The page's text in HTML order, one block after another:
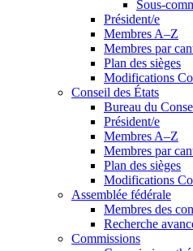
Sous-
Président/e
Membres A–Z
Membres par
Plan des sièges
Modifications
Conseil des États
Bureau du
Président/e
Membres A–Z
Membres par
Plan des sièges
Modifications
Assemblée fédérale
Membres des
Recherche
Commissions